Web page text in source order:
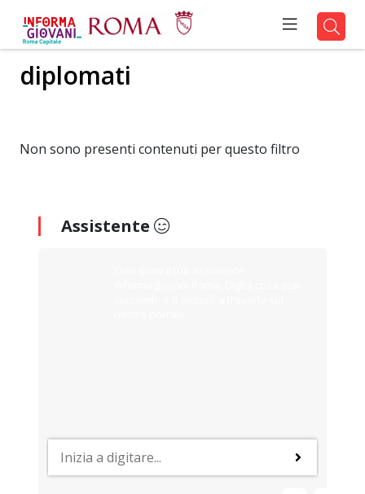
diplomati
Non sono presenti contenuti per questo filtro
Assistente